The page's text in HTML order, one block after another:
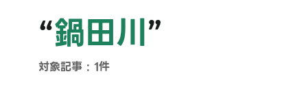
“鍋田川”
対象記事 : 1件